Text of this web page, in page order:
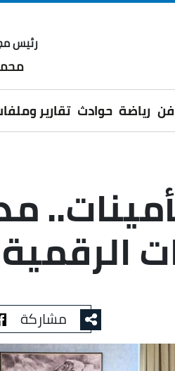
رئيس
فن رياضة حوادث تقارير
الرقمية
مشاركة